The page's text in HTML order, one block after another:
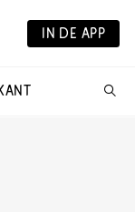
IN DE APP